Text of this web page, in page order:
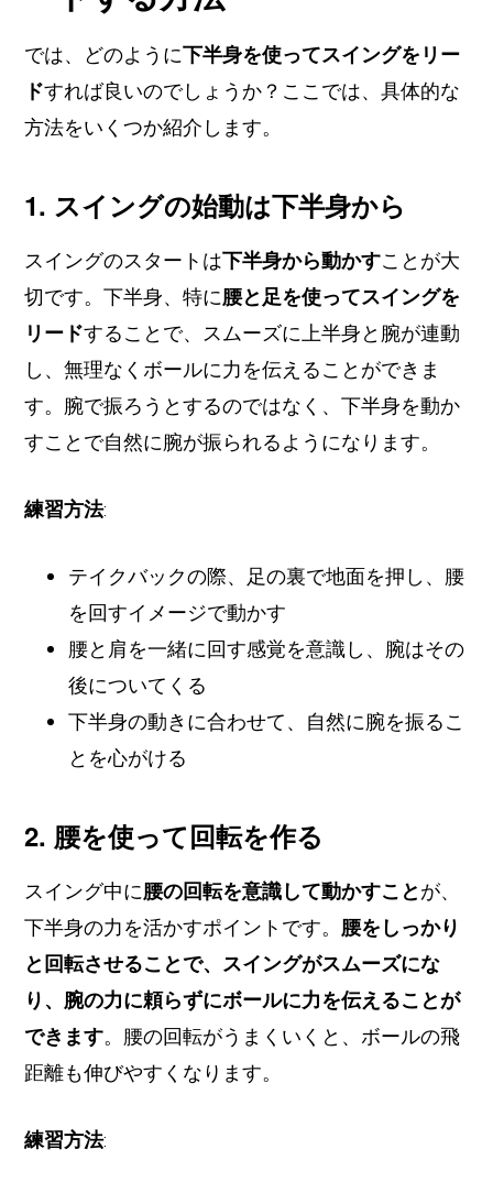
では、どのように下半身を使ってスイングをリー
ドすれば良いのでしょうか？ここでは、具体的な
方法をいくつか紹介します。
1. スイングの始動は下半身から
スイングのスタートは下半身から動かすことが大
切です。下半身、特に腰と足を使ってスイングを
リードすることで、スムーズに上半身と腕が連動
し、無理なくボールに力を伝えることができま
す。腕で振ろうとするのではなく、下半身を動か
すことで自然に腕が振られるようになります。
練習方法:
テイクバックの際、足の裏で地面を押し、腰
を回すイメージで動かす
腰と肩を一緒に回す感覚を意識し、腕はその
後についてくる
下半身の動きに合わせて、自然に腕を振るこ
とを心がける
2. 腰を使って回転を作る
スイング中に腰の回転を意識して動かすことが、
下半身の力を活かすポイントです。 腰をしっかり
と回転させることで、スイングがスムーズにな
り、腕の力に頼らずにボールに力を伝えることが
できます。腰の回転がうまくいくと、ボールの飛
距離も伸びやすくなります。
練習方法: